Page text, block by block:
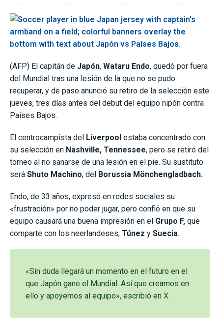
(AFP) El capitán de Japón, Wataru Endo, quedó por fuera
del Mundial tras una lesión de la que no se pudo
recuperar, y de paso anunció su retiro de la selección este
jueves, tres días antes del debut del equipo nipón contra
Países Bajos.
El centrocampista del Liverpool estaba concentrado con
su selección en Nashville, Tennessee, pero se retiró del
torneo al no sanarse de una lesión en el pie. Su sustituto
será Shuto Machino, del Borussia Mönchengladbach.
Endo, de 33 años, expresó en redes sociales su
«frustración» por no poder jugar, pero confió en que su
equipo causará una buena impresión en el Grupo F, que
comparte con los neerlandeses, Túnez y Suecia.
«Sin duda llegará un momento en el futuro en el
que Japón gane el Mundial. Así que creamos en
ello y apoyemos al equipo», escribió en X.